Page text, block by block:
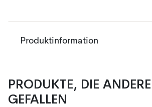
Produktinformation
PRODUKTE, DIE
GEFALLEN